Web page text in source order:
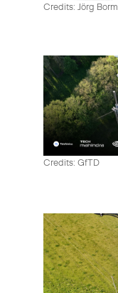
Credits: Jörg Borm
Credits: GfTD